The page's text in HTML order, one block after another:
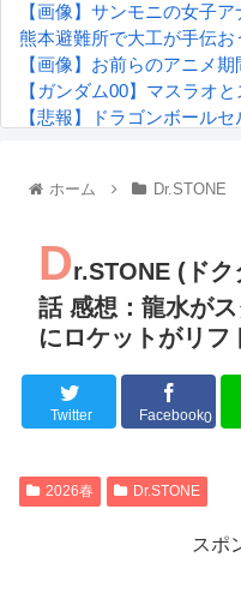
【画像】サンモニの女子
熊本避難所で大工が手伝
【画像】お前らのアニメ
【ガンダム00】マスラオ
【悲報】ドラゴンボール
『進撃の巨人』で一番面
るろうに剣心 -明治剣客浪
同盟、帝国、フェザーン
Powered by livedoor 相
ホーム Dr.STONE
Dr.STONE (ド
話 感想：龍水が
にロケットがリフ
Twitter Facebook0
2026春 Dr.STONE
スポ